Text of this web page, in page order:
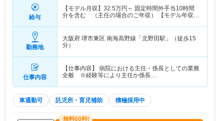
給与
【モデル月収】 32.5万円～ 固定時間外手当10時間
分を含む （主任の場合のご年収） 【モデル年収】
の場合のご年収）
勤務地
大阪府 堺市東区 南海高野線「北野田駅」（徒歩15
分）
仕事内容
【仕事内容】 病院における主任・係長としての業務
全般 ※経験等により主任か係長…
車通勤可 託児所・育児補助 積極採用中